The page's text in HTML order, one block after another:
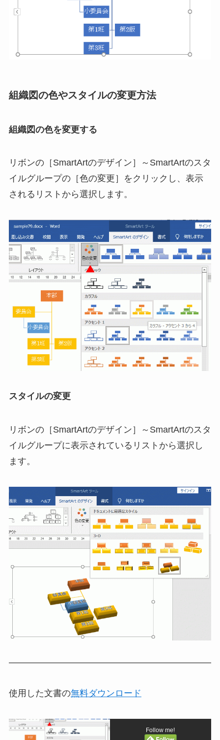
組織図の色やスタイルの変更方法
組織図の色を変更する
リボンの［SmartArtのデザイン］～SmartArtのスタ
イルグループの［色の変更］をクリックし、表示
されるリストから選択します。
スタイルの変更
リボンの［SmartArtのデザイン］～SmartArtのスタ
イルグループに表示されているリストから選択し
ます。
使用した文書の無料ダウンロード
Follow me!